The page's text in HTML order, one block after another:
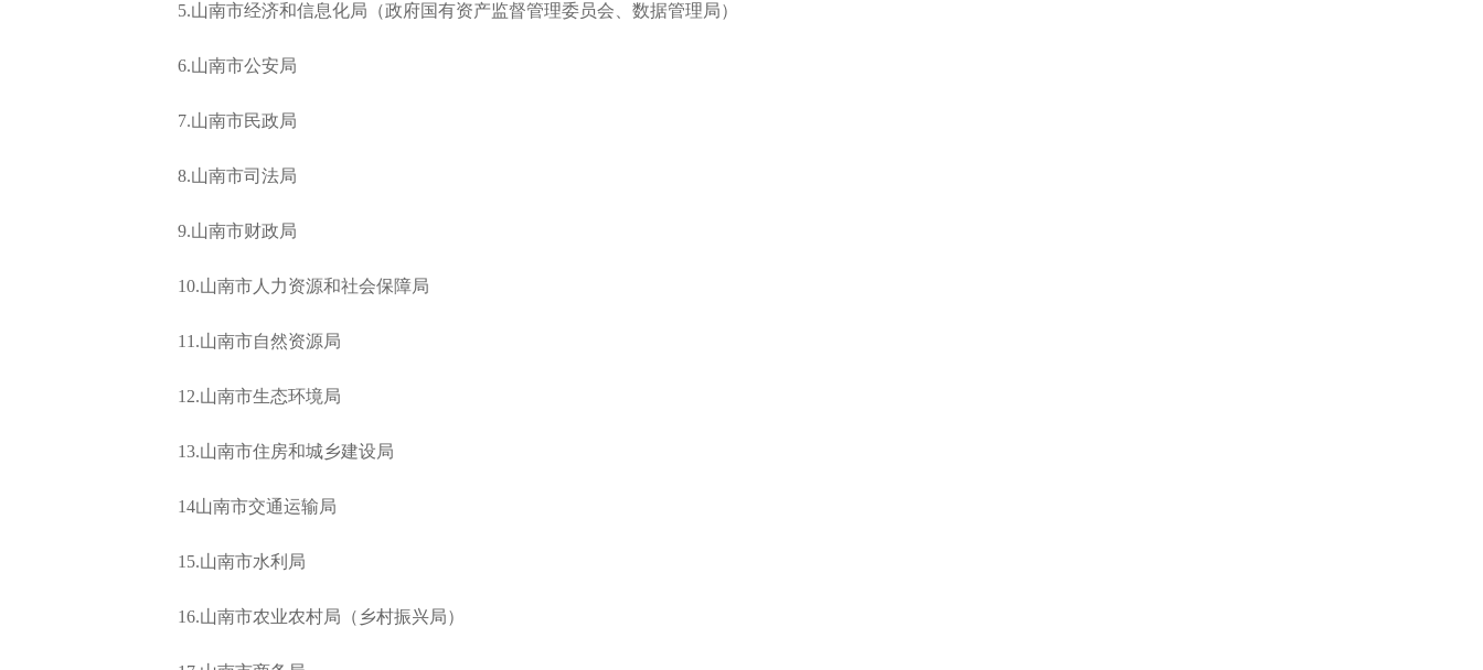
5.山南市经济和信息化局（政府国有资产监督管理委员会、数据管理局）
6.山南市公安局
7.山南市民政局
8.山南市司法局
9.山南市财政局
10.山南市人力资源和社会保障局
11.山南市自然资源局
12.山南市生态环境局
13.山南市住房和城乡建设局
14山南市交通运输局
15.山南市水利局
16.山南市农业农村局（乡村振兴局）